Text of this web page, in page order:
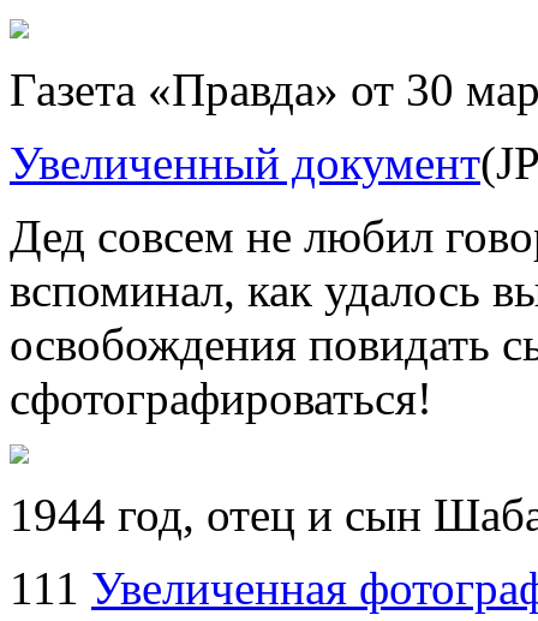
Газета «Правда» от 30
Увеличенный документ
Дед совсем не любил
вспоминал, как удалось
освобождения повидать
сфотографироваться!
1944 год, отец и сын
111 Увеличенная